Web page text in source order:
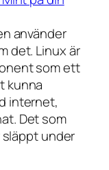
använder
det. Linux är
som ett
kunna
internet,
Det som
under